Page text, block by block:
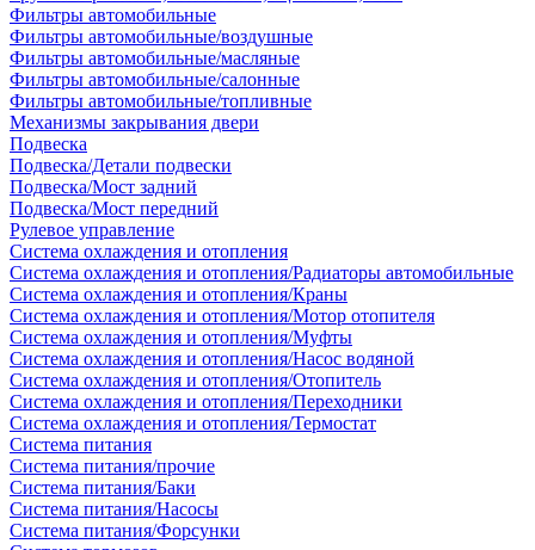
Фильтры автомобильные
Фильтры автомобильные/воздушные
Фильтры автомобильные/масляные
Фильтры автомобильные/салонные
Фильтры автомобильные/топливные
Механизмы закрывания двери
Подвеска
Подвеска/Детали подвески
Подвеска/Мост задний
Подвеска/Мост передний
Рулевое управление
Система охлаждения и отопления
Система охлаждения и отопления/Радиаторы автомобильные
Система охлаждения и отопления/Краны
Система охлаждения и отопления/Мотор отопителя
Система охлаждения и отопления/Муфты
Система охлаждения и отопления/Насос водяной
Система охлаждения и отопления/Отопитель
Система охлаждения и отопления/Переходники
Система охлаждения и отопления/Термостат
Система питания
Система питания/прочие
Система питания/Баки
Система питания/Насосы
Система питания/Форсунки